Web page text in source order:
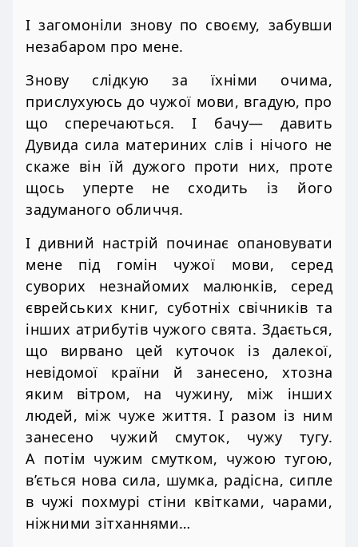
І загомоніли знову по своєму, забувши
незабаром про мене.
Знову слідкую за їхніми очима,
прислухуюсь до чужої мови, вгадую, про
що сперечаються. І бачу— давить
Дувида сила материних слів і нічого не
скаже він їй дужого проти них, проте
щось уперте не сходить із його
задуманого обличчя.
І дивний настрій починає опановувати
мене під гомін чужої мови, серед
суворих незнайомих малюнків, серед
єврейських книг, суботніх свічників та
інших атрибутів чужого свята. Здається,
що вирвано цей куточок із далекої,
невідомої країни й занесено, хтозна
яким вітром, на чужину, між інших
людей, між чуже життя. І разом із ним
занесено чужий смуток, чужу тугу.
А потім чужим смутком, чужою тугою,
в’ється нова сила, шумка, радісна, сипле
в чужі похмурі стіни квітками, чарами,
ніжними зітханнями…